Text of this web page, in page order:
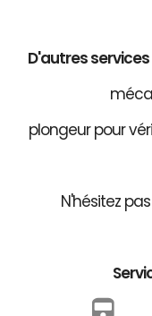
D'autres
plongeur pour
N'hésitez